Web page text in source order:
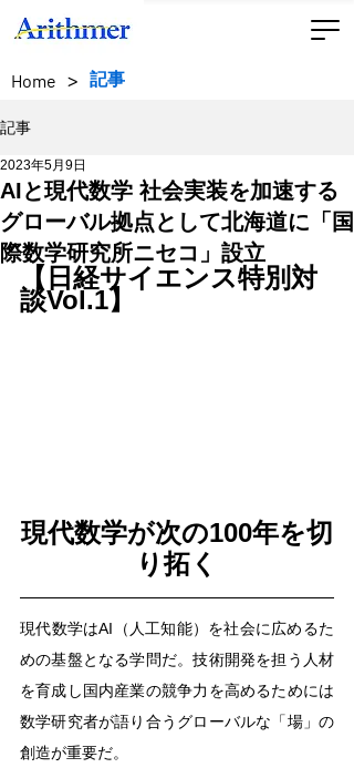
Home > 記事
記事
AIと現代数学 社会実装を加速する
グローバル拠点として北海道に「国
際数学研究所ニセコ」設立
2023年5月9日
【日経サイエンス特別対
談Vol.1】
現代数学が次の100年を切
り拓く
現代数学はAI（人工知能）を社会に広めるた
めの基盤となる学問だ。技術開発を担う人材
を育成し国内産業の競争力を高めるためには
数学研究者が語り合うグローバルな「場」の
創造が重要だ。